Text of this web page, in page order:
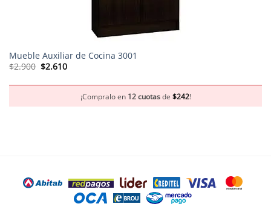
Mueble Auxiliar de Cocina 3001
$2.900 El
$2.610El
$2.610.
¡Compralo en 12 cuotasde $242!